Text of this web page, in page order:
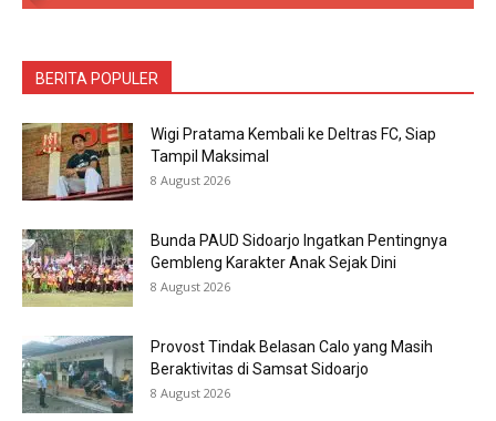
BERITA POPULER
Wigi Pratama Kembali ke Deltras FC, Siap
Tampil Maksimal
8 August 2026
Bunda PAUD Sidoarjo Ingatkan Pentingnya
Gembleng Karakter Anak Sejak Dini
8 August 2026
Provost Tindak Belasan Calo yang Masih
Beraktivitas di Samsat Sidoarjo
8 August 2026